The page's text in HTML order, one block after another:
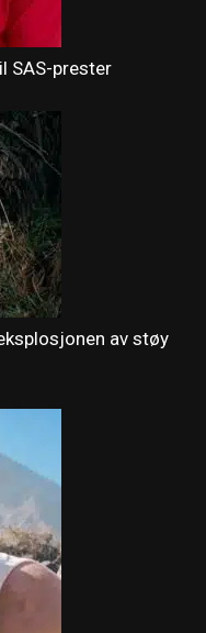
SAS-prester
av støy